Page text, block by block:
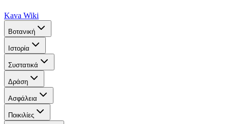
Kava Wiki
Βοτανική
Ιστορία
Συστατικά
Δράση
Ασφάλεια
Ποικιλίες